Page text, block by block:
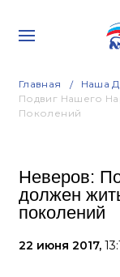
Главная Наша
Подвиг Нашего
Поколений
Неверов:
должен
поколений
22 июня 2017,